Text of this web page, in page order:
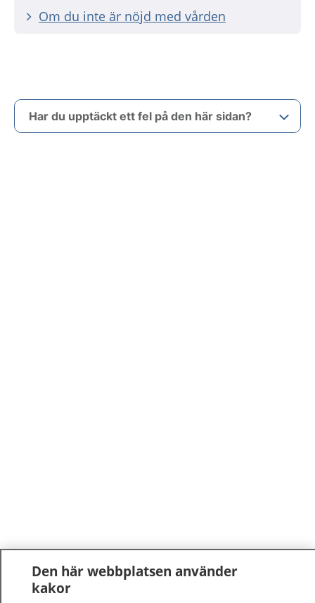
Om du inte är nöjd med vården
Har du upptäckt ett fel på den här sidan?
Den här webbplatsen använder
kakor